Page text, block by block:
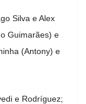
Silva e Alex
Guimarães) e
(Antony) e
e Rodríguez;